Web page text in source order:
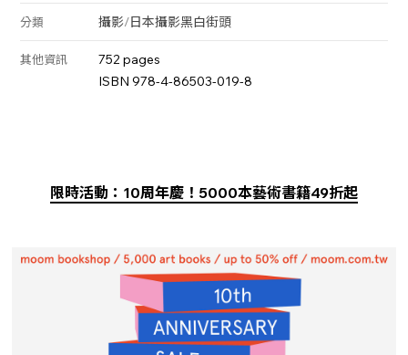
分類 攝影/日本攝影黑白街頭
其他資訊
752 pages
ISBN 978-4-86503-019-8
限時活動：10周年慶！5000本藝術書籍49折起